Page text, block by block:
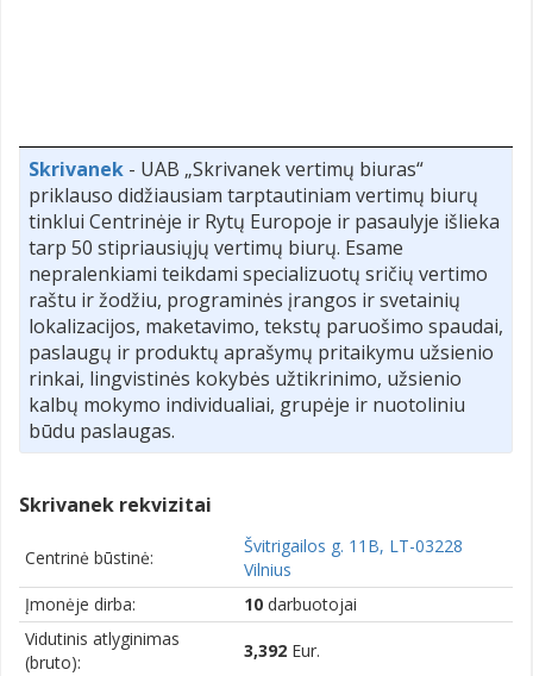
Skrivanek - UAB „Skrivanek vertimų biuras“
priklauso didžiausiam tarptautiniam vertimų biurų
tinklui Centrinėje ir Rytų Europoje ir pasaulyje išlieka
tarp 50 stipriausiųjų vertimų biurų. Esame
nepralenkiami teikdami specializuotų sričių vertimo
raštu ir žodžiu, programinės įrangos ir svetainių
lokalizacijos, maketavimo, tekstų paruošimo spaudai,
paslaugų ir produktų aprašymų pritaikymu užsienio
rinkai, lingvistinės kokybės užtikrinimo, užsienio
kalbų mokymo individualiai, grupėje ir nuotoliniu
būdu paslaugas.
Skrivanek rekvizitai
Centrinė būstinė:
Švitrigailos g. 11B, LT-03228
Vilnius
Įmonėje dirba:
10 darbuotojai
Vidutinis atlyginimas
(bruto):
3,392 Eur.